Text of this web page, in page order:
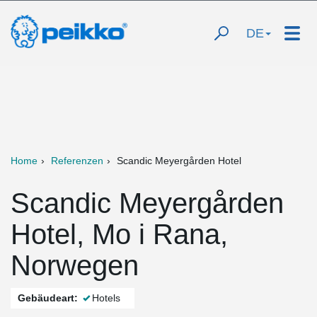
DE
Home Referenzen Scandic Meyergården Hotel
Scandic Meyergården
Hotel, Mo i Rana,
Norwegen
Gebäudeart: Hotels